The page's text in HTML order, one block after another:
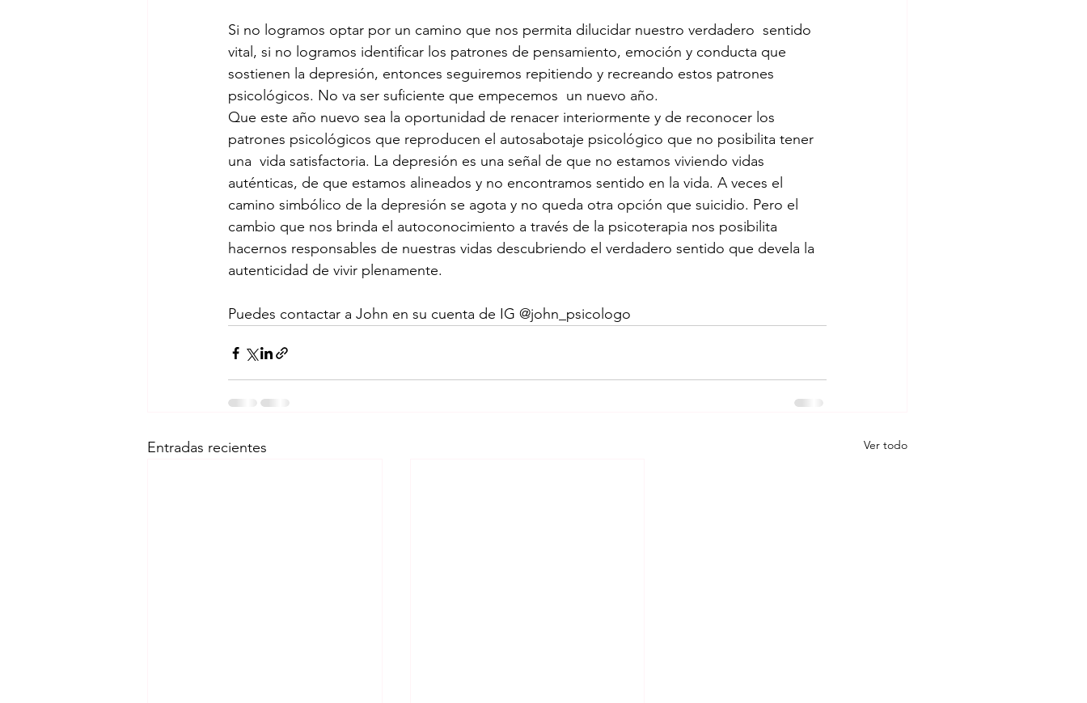
Si no logramos optar por un camino que nos permita dilucidar nuestro verdadero  sentido
vital, si no logramos identificar los patrones de pensamiento, emoción y conducta que
sostienen la depresión, entonces seguiremos repitiendo y recreando estos patrones
psicológicos. No va ser suficiente que empecemos  un nuevo año.
Que este año nuevo sea la oportunidad de renacer interiormente y de reconocer los
patrones psicológicos que reproducen el autosabotaje psicológico que no posibilita tener
una  vida satisfactoria. La depresión es una señal de que no estamos viviendo vidas
auténticas, de que estamos alineados y no encontramos sentido en la vida. A veces el
camino simbólico de la depresión se agota y no queda otra opción que suicidio. Pero el
cambio que nos brinda el autoconocimiento a través de la psicoterapia nos posibilita
hacernos responsables de nuestras vidas descubriendo el verdadero sentido que devela la
autenticidad de vivir plenamente.
Puedes contactar a John en su cuenta de IG @john_psicologo
Entradas recientes Ver todo